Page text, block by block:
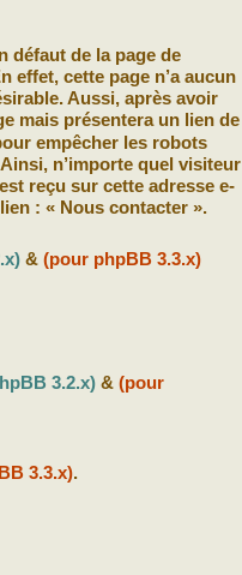
défaut de la page de
effet, cette page n’a aucun
Aussi, après avoir
mais présentera un lien de
empêcher les robots
n’importe quel visiteur
reçu sur cette adresse e-
: « Nous contacter ».
&(pour phpBB 3.3.x)
3.2.x) &(pour
3.3.x).